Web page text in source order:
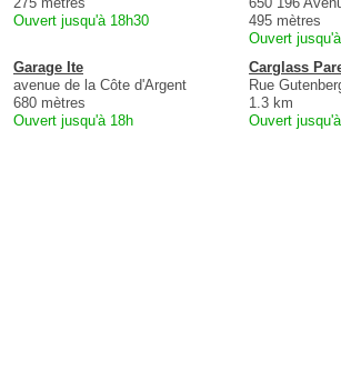
Ouvert jusqu'à 18h30
495 mètres
Ouvert
Garage Ite
avenue de la Côte d'Argent
680 mètres
Ouvert jusqu'à 18h
Carglass
Rue
1.3 km
Ouvert